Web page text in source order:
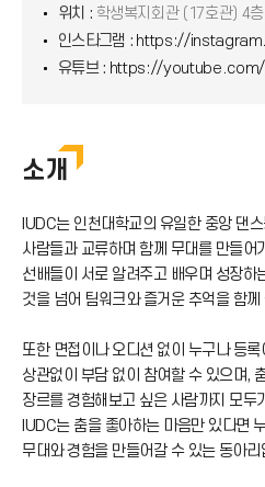
젊은 영상
순수음악창작동아리 '포크라인'
위치 : 학생복지회관 (17호관) 4
인스타그램 : https://
유튜브 : https://youtube.com/
소개
IUDC는 인천대학교의 유일한 중앙 댄
사람들과 교류하며 함께 무대를 만들어
선배들이 서로 알려주고 배우며 성장하
것을 넘어 팀워크와 즐거운 추억을 함
또한 면접이나 오디션 없이 누구나 등
상관없이 부담 없이 참여할 수 있으며,
장르를 경험해보고 싶은 사람까지 모두
IUDC는 춤을 좋아하는 마음만 있다면
무대와 경험을 만들어갈 수 있는 동아리